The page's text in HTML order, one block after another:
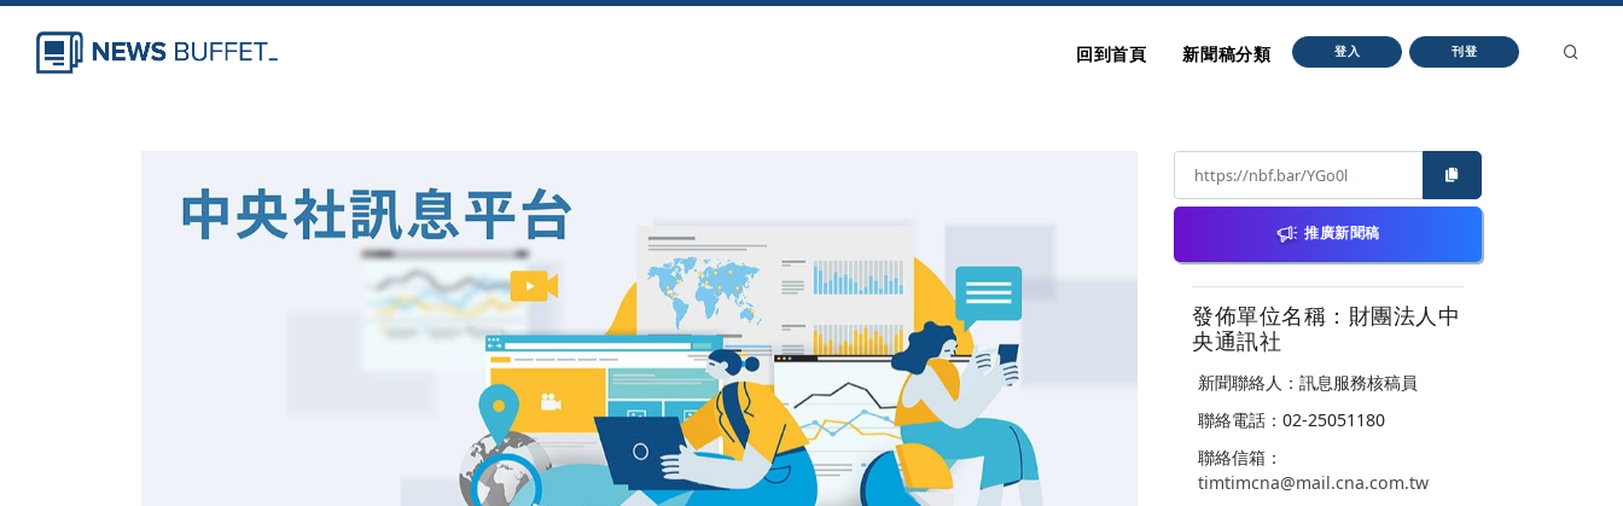
回到首頁 新聞稿分類 登入 刊登
推廣新聞稿
發佈單位名稱：財團法人中
央通訊社
新聞聯絡人：訊息服務核稿員
聯絡電話：02-25051180
聯絡信箱：
timtimcna@mail.cna.com.tw